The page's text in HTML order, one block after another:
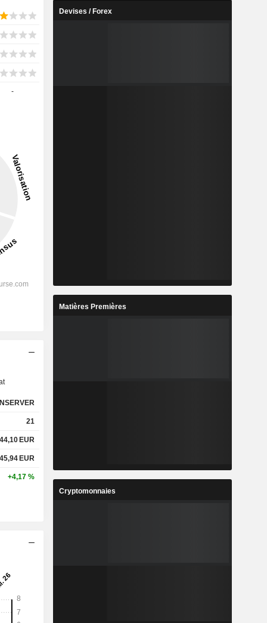
-
21
44,10 EUR
45,94 EUR
+4,17 %
Devises / Forex
Matières Premières
Cryptomonnaies